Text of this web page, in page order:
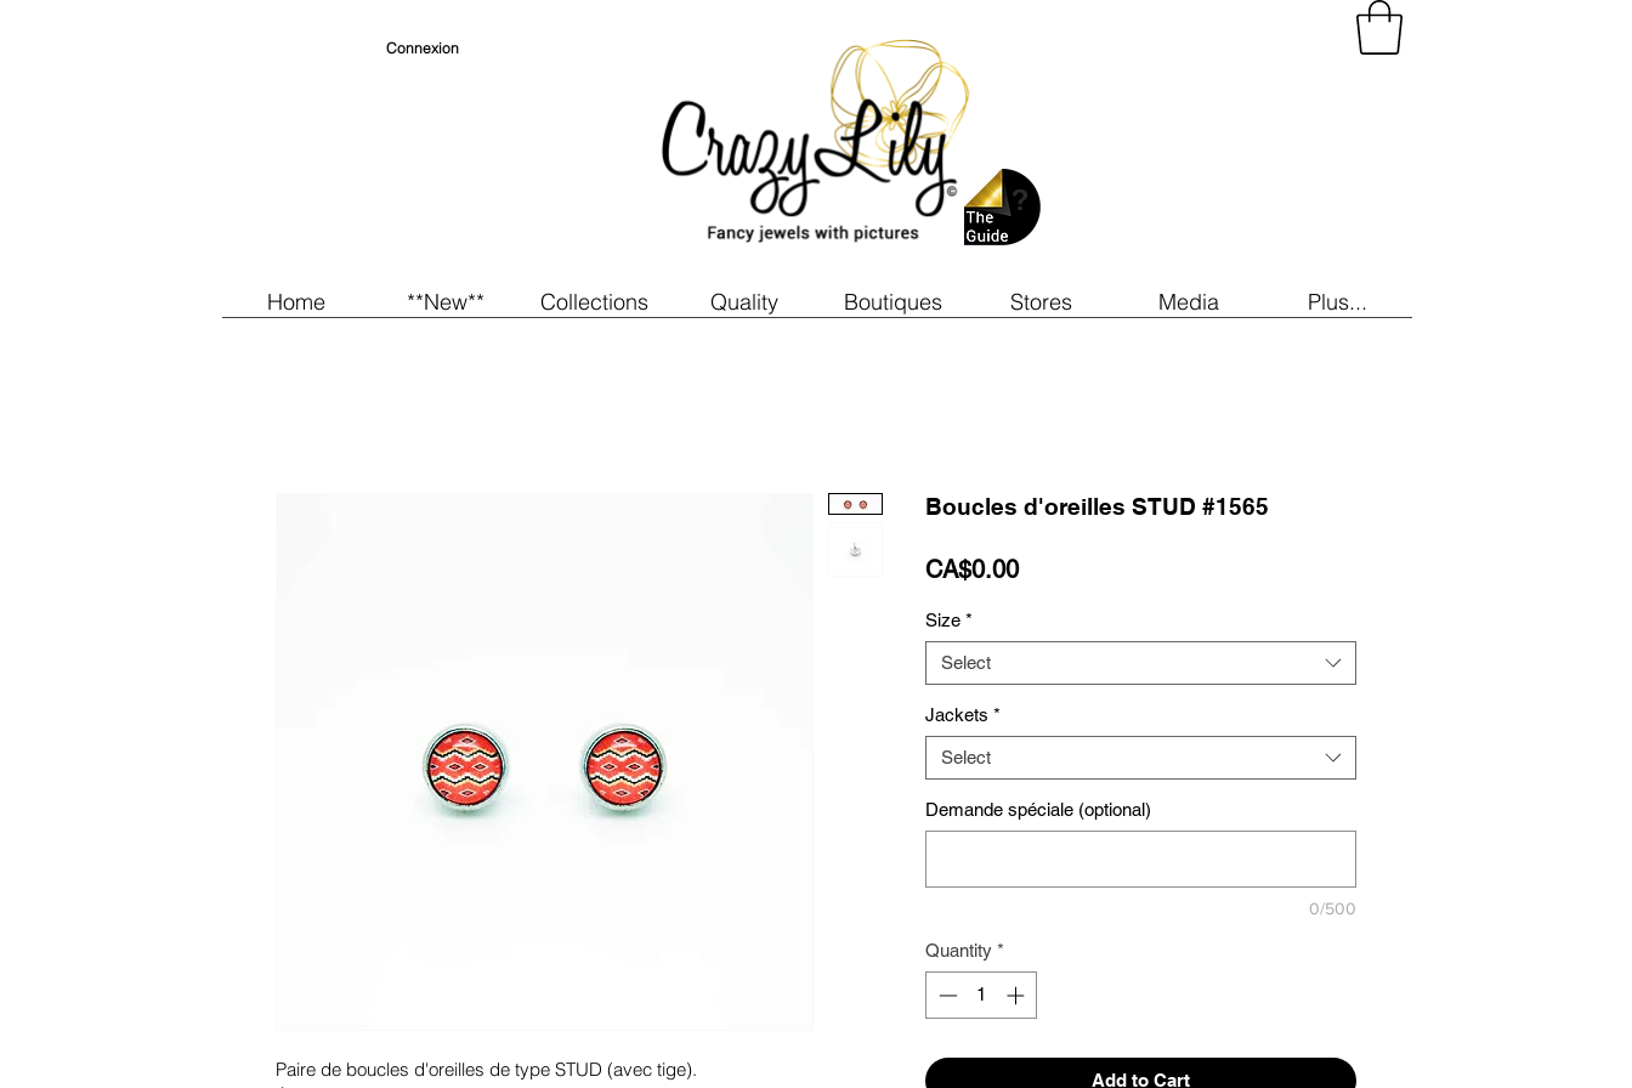
Home **New** Collections Quality Boutiques Stores Media Plus...
Connexion
Paire de boucles d'oreilles de type STUD (avec tige).
Boucles d'oreilles STUD #1565
CA$0.00Price
Size *
Select
Jackets *
Select
Demande spéciale (optional)
0/500
Quantity *
Add to Cart